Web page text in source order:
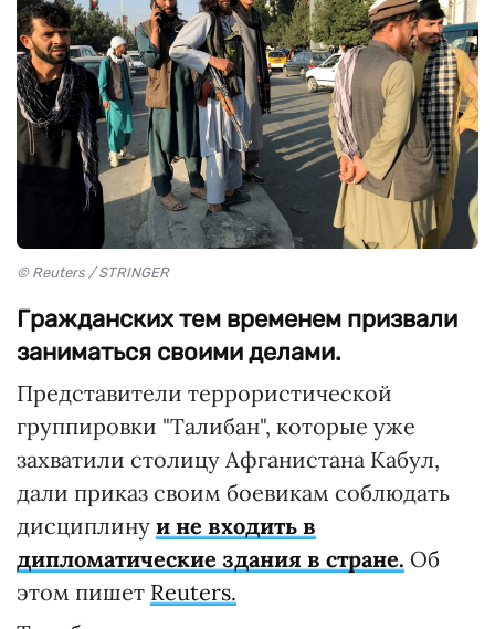
© Reuters / STRINGER
Гражданских тем временем призвали
заниматься своими делами.
Представители террористической
группировки "Талибан", которые уже
захватили столицу Афганистана Кабул,
дали приказ своим боевикам соблюдать
дисциплину и не входить в
дипломатические здания в стране. Об
этом пишет Reuters.